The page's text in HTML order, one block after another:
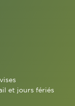
et jours fériés